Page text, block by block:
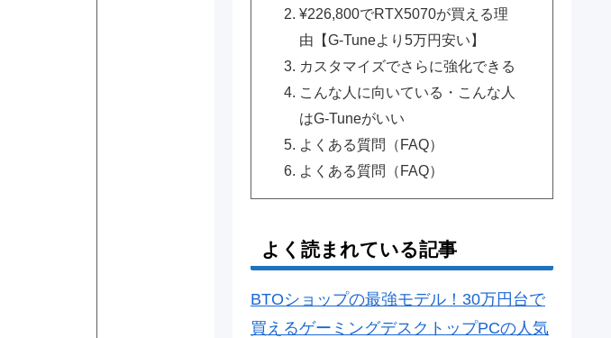
¥226,800でRTX5070が買える理
由【G-Tuneより5万円安い】
カスタマイズでさらに強化できる
こんな人に向いている・こんな人
はG-Tuneがいい
よくある質問（FAQ）
よくある質問（FAQ）
よく読まれている記事
BTOショップの最強モデル！30万円台で
買えるゲーミングデスクトップPCの人気